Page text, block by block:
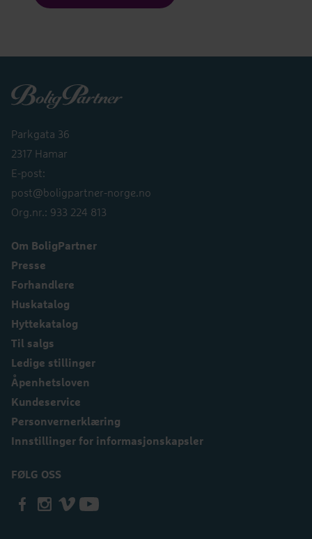
Boligpartner
Parkgata 36
2317 Hamar
E-post:
post@boligpartner-norge.no
Org.nr.: 933 224 813
Om BoligPartner
Presse
Forhandlere
Huskatalog
Hyttekatalog
Til salgs
Ledige stillinger
Åpenhetsloven
Kundeservice
Personvernerklæring
Innstillinger for informasjonskapsler
FØLG OSS